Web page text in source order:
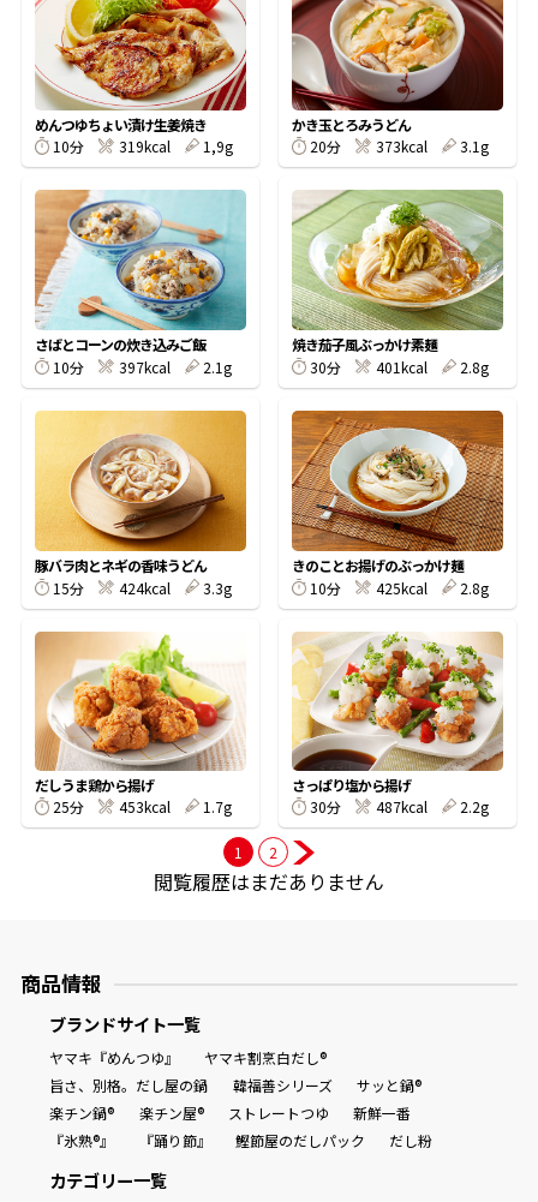
『踊り節』
鰹節屋の
だしパック
だし粉
商品情報一覧
おすすめサイト
新鮮一番
氷熟®︎
めんつゆちょい漬け生姜焼き
10分
319kcal 1,9g
かき玉とろみうどん
20分
373kcal 3.1g
さばとコーンの炊き込みご飯
10分
397kcal 2.1g
焼き茄子風ぶっかけ素麺
30分
401kcal 2.8g
豚バラ肉とネギの香味うどん
15分
424kcal 3.3g
きのことお揚げのぶっかけ麺
10分
425kcal 2.8g
だしうま鶏から揚げ
25分
453kcal 1.7g
さっぱり塩から揚げ
30分
487kcal 2.2g
1 2
閲覧履歴はまだありません
商品情報
ブランドサイト一覧
ヤマキ『めんつゆ』
ヤマキ割烹白だし®
旨さ、別格。だし屋の鍋
韓福善シリーズ
サッと鍋®
楽チン鍋®
楽チン屋® ストレートつゆ
新鮮一番
『氷熟®』
『踊り節』 鰹節屋のだしパック だし粉
カテゴリー一覧